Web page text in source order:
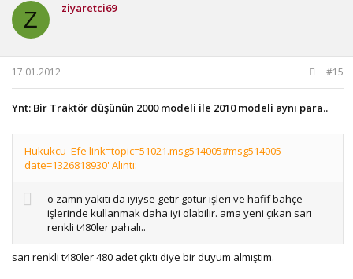
Z ziyaretci69
17.01.2012 #15
Ynt: Bir Traktör düşünün 2000 modeli ile 2010 modeli aynı para..
Hukukcu_Efe link=topic=51021.msg514005#msg514005
date=1326818930' Alıntı:
o zamn yakıtı da iyiyse getir götür işleri ve hafif bahçe
işlerinde kullanmak daha iyi olabilir. ama yeni çıkan sarı
renkli t480ler pahalı..
sarı renkli t480ler 480 adet çıktı diye bir duyum almıştım.